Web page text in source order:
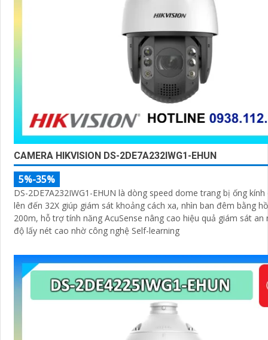
CAMERA HIKVISION DS-2DE7A232IWG1-EHUN
5%-35%
DS-2DE7A232IWG1-EHUN là dòng speed dome trang bị ống kính
lên đến 32X giúp giám sát khoảng cách xa, nhìn ban đêm bằng
200m, hỗ trợ tính năng AcuSense nâng cao hiệu quả giám sát an
độ lấy nét cao nhờ công nghệ Self-learning